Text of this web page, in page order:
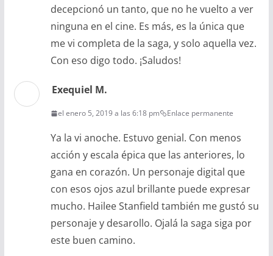
decepcionó un tanto, que no he vuelto a ver
ninguna en el cine. Es más, es la única que
me vi completa de la saga, y solo aquella vez.
Con eso digo todo. ¡Saludos!
Exequiel M.
el enero 5, 2019 a las 6:18 pm Enlace permanente
Ya la vi anoche. Estuvo genial. Con menos
acción y escala épica que las anteriores, lo
gana en corazón. Un personaje digital que
con esos ojos azul brillante puede expresar
mucho. Hailee Stanfield también me gustó su
personaje y desarollo. Ojalá la saga siga por
este buen camino.